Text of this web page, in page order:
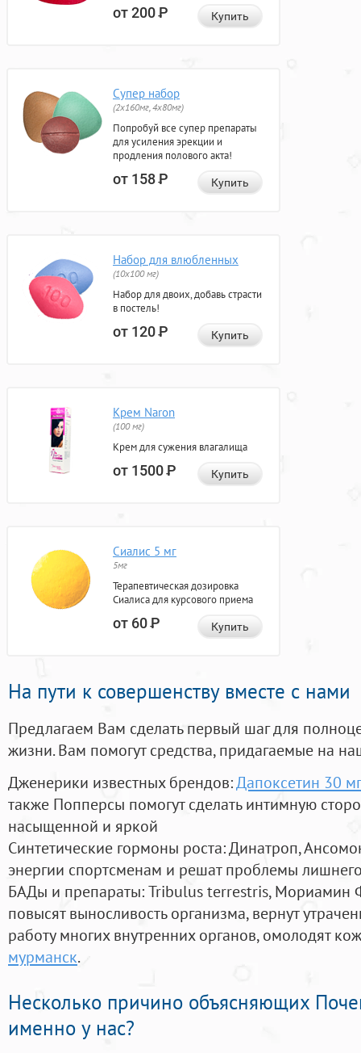
от 200Р Купить
Супер набор
(2х160мг, 4х80мг)
Попробуй все супер препараты
для усиления эрекции и
продления полового акта!
от 158Р Купить
Набор для влюбленных
(10х100 мг)
Набор для двоих, добавь страсти
в постель!
от 120Р Купить
Крем Naron
(100 мг)
Крем для сужения влагалища
от 1500Р Купить
Сиалис 5 мг
5мг
Терапевтическая дозировка
Сиалиса для курсового приема
от 60Р Купить
На пути к совершенству вместе с нами
Предлагаем Вам сделать первый шаг для
жизни. Вам помогут средства, придагаемые на
Дженерики известных брендов:Дапоксетин 30
также Попперсы помогут сделать интимную
насыщенной и яркой
Синтетические гормоны роста: Динатроп,
энергии спортсменам и решат проблемы
БАДы и препараты:Tribulus terrestris, Мориамин
повысят выносливость организма, вернут
работу многих внутренних органов, омолодят
мурманск.
Несколько причино объясняющих
именно у нас?